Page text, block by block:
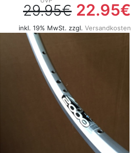
29.95€ 22.95€
inkl. 19% MwSt. zzgl. Versandkosten